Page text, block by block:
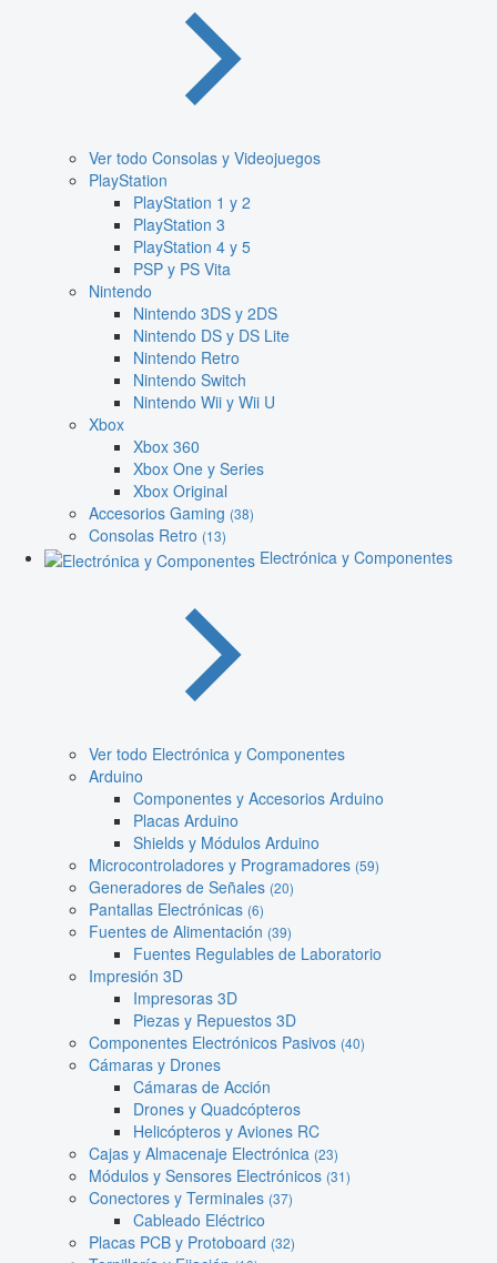
Ver todo Consolas y Videojuegos
PlayStation
PlayStation 1 y 2
PlayStation 3
PlayStation 4 y 5
PSP y PS Vita
Nintendo
Nintendo 3DS y 2DS
Nintendo DS y DS Lite
Nintendo Retro
Nintendo Switch
Nintendo Wii y Wii U
Xbox
Xbox 360
Xbox One y Series
Xbox Original
Accesorios Gaming (38)
Consolas Retro (13)
Electrónica y Componentes
Ver todo Electrónica y Componentes
Arduino
Componentes y Accesorios Arduino
Placas Arduino
Shields y Módulos Arduino
Microcontroladores y Programadores (59)
Generadores de Señales (20)
Pantallas Electrónicas (6)
Fuentes de Alimentación (39)
Fuentes Regulables de Laboratorio
Impresión 3D
Impresoras 3D
Piezas y Repuestos 3D
Componentes Electrónicos Pasivos (40)
Cámaras y Drones
Cámaras de Acción
Drones y Quadcópteros
Helicópteros y Aviones RC
Cajas y Almacenaje Electrónica (23)
Módulos y Sensores Electrónicos (31)
Conectores y Terminales (37)
Cableado Eléctrico
Placas PCB y Protoboard (32)